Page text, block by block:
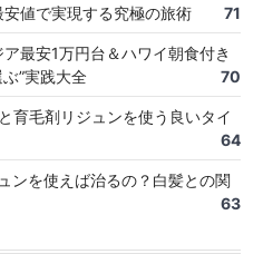
値で実現する究極の旅術
71
最安1万円台＆ハワイ朝食付き
”実践大全
70
育毛剤リジュンを使う良いタイ
64
ンを使えば治るの？白髪との関
63